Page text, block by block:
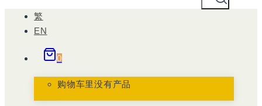
繁
EN
0
购物车里没有产品